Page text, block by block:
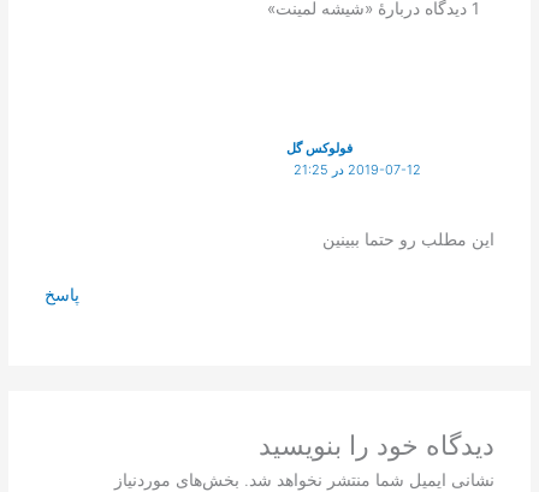
1 دیدگاه دربارهٔ «شیشه لمینت»
فولوکس گل
2019-07-12 در 21:25
این مطلب رو حتما ببینین
پاسخ
دیدگاه‌ خود را بنویسید
نشانی ایمیل شما منتشر نخواهد شد.
بخش‌های موردنیاز